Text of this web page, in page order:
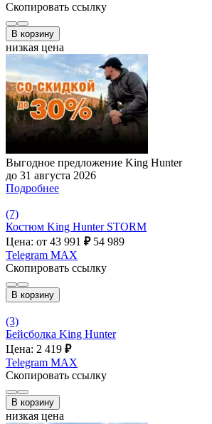
Скопировать ссылку
В корзину
низкая цена
Выгодное предложение King Hunter
до 31 августа 2026
Подробнее
(7)
Костюм King Hunter STORM
Цена: от 43 991 ₽ 54 989
Telegram MAX
Скопировать ссылку
В корзину
(3)
Бейсболка King Hunter
Цена: 2 419 ₽
Telegram MAX
Скопировать ссылку
В корзину
низкая цена